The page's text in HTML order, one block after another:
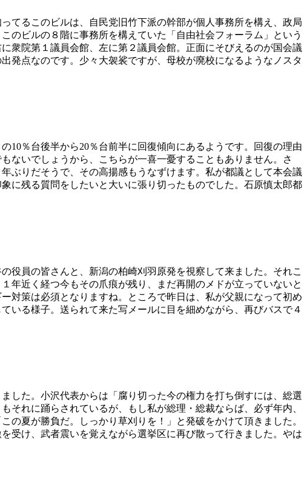
てるこのビルは、自民党旧竹下派の幹部が個人事務所を構え、政局
のビルの８階に事務所を構えていた「自由社会フォーラム」という
衆院第１議員会館、左に第２議員会館。正面にそびえるのが国会議
発点なのです。少々大袈裟ですが、母校が廃校になるようなノスタ
10％台後半から20％台前半に回復傾向にあるようです。回復の理由
ないでしょうから、こちらが一喜一憂することもありません。さ
ぶりだそうで、その高揚感もうなずけます。私が都議として本会議
に残る質問をしたいと大いに張り切ったものでした。石原慎太郎都
役員の皆さんと、新潟の柏崎刈羽原発を視察して来ました。それこ
年近く経つ今もその爪痕が残り、まだ再開のメドが立っていないと
対策は必須となりますね。ところで昨日は、私が父親になって初め
いる様子。送られて来た写メールに目を細めながら、再びバスで４
した。小沢代表からは「腐り切った今の権力を打ち倒すには、総選
れに踊らされているが、もし私が総理・総裁ならば、必ず年内、
夏が勝負だ。しっかり草刈りを！」と発破をかけて頂きました。
受け、武者震いを覚えながら選挙区に再び散って行きました。やは